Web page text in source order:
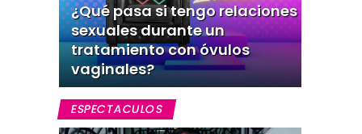
¿Qué pasa si tengo relaciones
sexuales durante un
tratamiento con óvulos
vaginales?
ESPECTACULOS